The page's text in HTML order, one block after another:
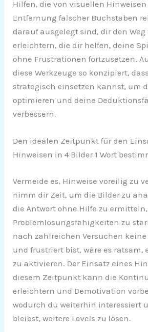
Hilfen, die von visuellen
Entfernung falscher Buchstaben
darauf ausgelegt sind, dir den Weg
erleichtern, die dir helfen, deine
ohne Frustrationen fortzusetzen.
diese Werkzeuge so konzipiert,
strategisch einsetzen kannst, um
optimieren und deine
verbessern.
Den idealen Zeitpunkt für den
Hinweisen in 4 Bilder 1 Wort
Vermeide es, Hinweise voreilig zu
nimm dir Zeit, um die Bilder zu
die Antwort ohne Hilfe zu
Problemlösungsfähigkeiten zu
nach zahlreichen Versuchen
und frustriert bist, wäre es ratsam,
zu aktivieren. Der Einsatz eines
diesem Zeitpunkt kann die
erleichtern und Demotivation
wodurch du weiterhin interessiert
bleibst, weitere Levels zu lösen.